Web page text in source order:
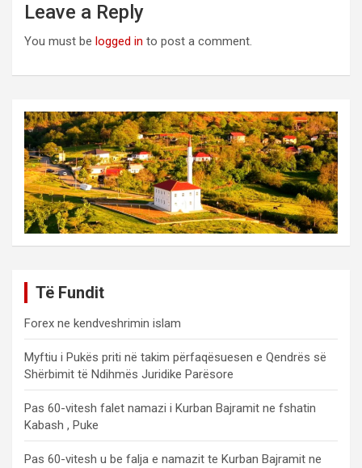
Leave a Reply
You must be logged in to post a comment.
Të Fundit
Forex ne kendveshrimin islam
Myftiu i Pukës priti në takim përfaqësuesen e Qendrës së
Shërbimit të Ndihmës Juridike Parësore
Pas 60-vitesh falet namazi i Kurban Bajramit ne fshatin
Kabash , Puke
Pas 60-vitesh u be falja e namazit te Kurban Bajramit ne